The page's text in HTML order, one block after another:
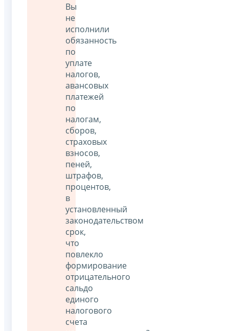
Вы
не
исполнили
обязанность
по
уплате
налогов,
авансовых
платежей
по
налогам,
сборов,
страховых
взносов,
пеней,
штрафов,
процентов,
в
установленный
законодательством
срок,
что
повлекло
формирование
отрицательного
сальдо
единого
налогового
счета